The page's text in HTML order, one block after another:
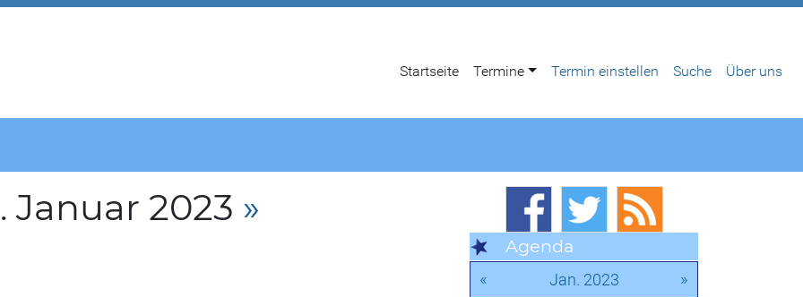
Startseite Termine Termin einstellen Suche Über uns
Januar 2023 »
Agenda
« Jan. 2023 »